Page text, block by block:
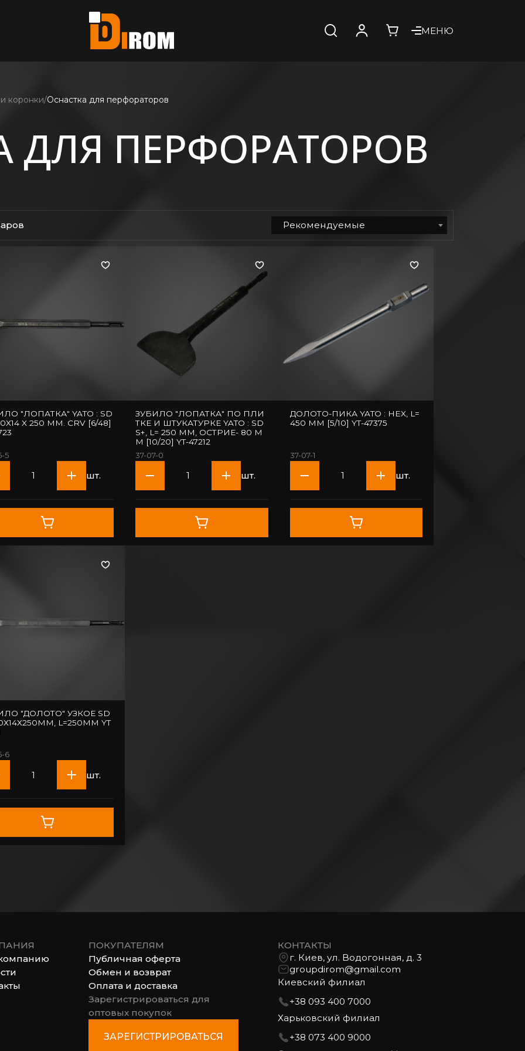
МЕНЮ
коронки Оснастка для перфораторов
ДЛЯ ПЕРФОРАТОРОВ
Рекомендуемые
"ЛОПАТКА" YATO : SD
X 250 ММ. CRV [6/48]
5
шт.
ЗУБИЛО "ЛОПАТКА" ПО ПЛИ
ТКЕ И ШТУКАТУРКЕ YATO : SD
S+, L= 250 ММ, ОСТРИЕ- 80 М
М [10/20] YT-47212
37-07-0
шт.
ДОЛОТО-ПИКА YATO : HEX, L=
450 ММ [5/10] YT-47375
37-07-1
шт.
УЗКОЕ SD
L=250ММ YT
6
шт.
ПОКУПАТЕЛЯМ
Публичная оферта
Обмен и возврат
Оплата и доставка
Зарегистрироваться для
оптовых покупок
ЗАРЕГИСТРИРОВАТЬСЯ
КОНТАКТЫ
г. Киев, ул. Водогонная, д. 3
groupdirom@gmail.com
Киевский филиал
+38 093 400 7000
Харьковский филиал
+38 073 400 9000